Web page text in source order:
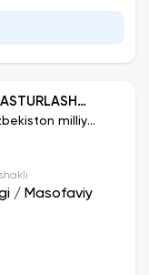
milliy
/ Masofaviy